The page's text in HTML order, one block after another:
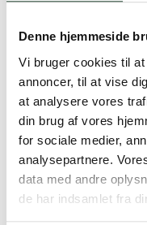
Denne hjemmeside
Vi bruger cookies til
annoncer, til at vise
at analysere vores
din brug af vores
for sociale medier,
analysepartnere.
data med andre
de har indsamlet fra
Faste
Stort
Vi
Læs